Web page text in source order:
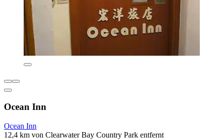
Ocean Inn
Ocean Inn
12,4 km von Clearwater Bay Country Park entfernt